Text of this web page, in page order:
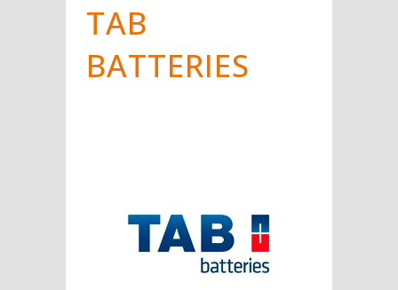
TAB
BATTERIES